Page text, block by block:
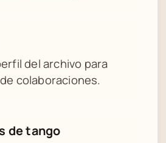
del archivo para
colaboraciones.
de tango